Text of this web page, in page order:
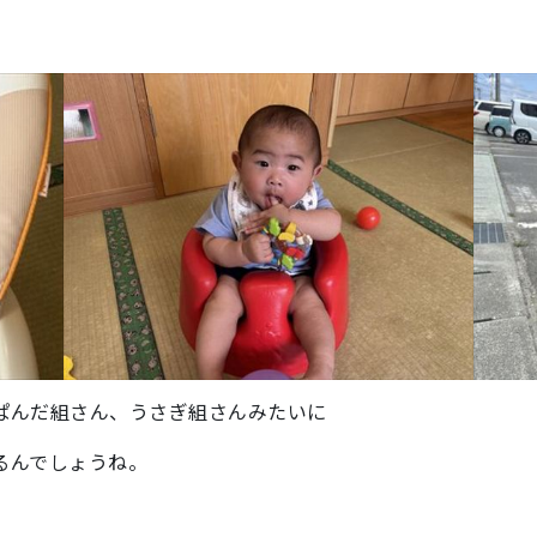
だ組さん、うさぎ組さんみたいに
でしょうね。